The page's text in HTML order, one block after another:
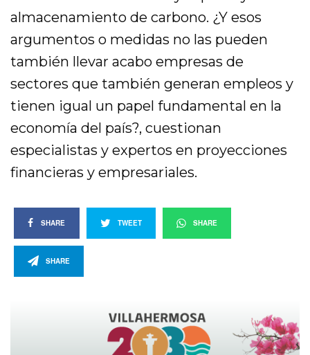
almacenamiento de carbono. ¿Y esos
argumentos o medidas no las pueden
también llevar acabo empresas de
sectores que también generan empleos y
tienen igual un papel fundamental en la
economía del país?, cuestionan
especialistas y expertos en proyecciones
financieras y empresariales.
SHARE TWEET SHARE
SHARE